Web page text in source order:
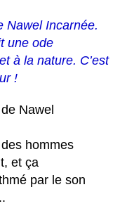
Nawel Incarnée.
une ode
à la nature. C’est
!
Nawel
hommes
et ça
par le son